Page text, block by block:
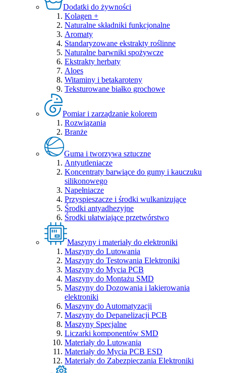
Dodatki do żywności
Kolagen +
Naturalne składniki funkcjonalne
Aromaty
Standaryzowane ekstrakty roślinne
Naturalne barwniki spożywcze
Ekstrakty herbaty
Aloes
Witaminy i betakaroteny
Teksturowane białko grochowe
Pomiar i zarządzanie kolorem
Rozwiązania
Branże
Guma i tworzywa sztuczne
Antyutleniacze
Koncentraty barwiące do gumy i kauczuku
silikonowego
Napełniacze
Przyspieszacze i środki wulkanizujące
Środki antyadhezyjne
Środki ułatwiające przetwórstwo
Maszyny i materiały do elektroniki
Maszyny do Lutowania
Maszyny do Testowania Elektroniki
Maszyny do Mycia PCB
Maszyny do Montażu SMD
Maszyny do Dozowania i lakierowania
elektroniki
Maszyny do Automatyzacji
Maszyny do Depanelizacji PCB
Maszyny Specjalne
Liczarki komponentów SMD
Materiały do Lutowania
Materiały do Mycia PCB ESD
Materiały do Zabezpieczania Elektroniki